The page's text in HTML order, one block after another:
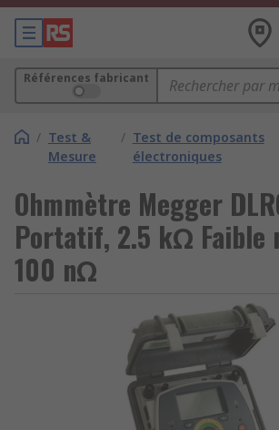
Références fabricant
/ Test &
Mesure
/ Test de composants
électroniques
Ohmmètre Megger
Portatif, 2.5 kΩ Faible
100 nΩ